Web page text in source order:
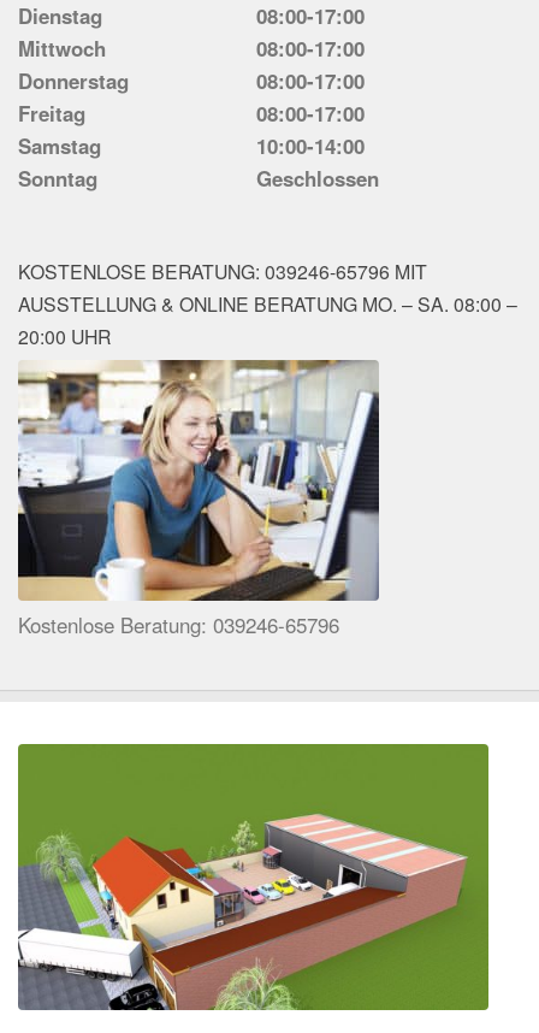
Dienstag
08:00-17:00
Mittwoch
08:00-17:00
Donnerstag
08:00-17:00
Freitag
08:00-17:00
Samstag
10:00-14:00
Sonntag
Geschlossen
KOSTENLOSE BERATUNG: 039246-65796 MIT
AUSSTELLUNG & ONLINE BERATUNG MO. – SA. 08:00 –
20:00 UHR
Kostenlose Beratung: 039246-65796